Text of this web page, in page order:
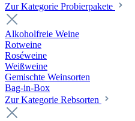
Zur Kategorie Probierpakete
Alkoholfreie Weine
Rotweine
Roséweine
Weißweine
Gemischte Weinsorten
Bag-in-Box
Zur Kategorie Rebsorten